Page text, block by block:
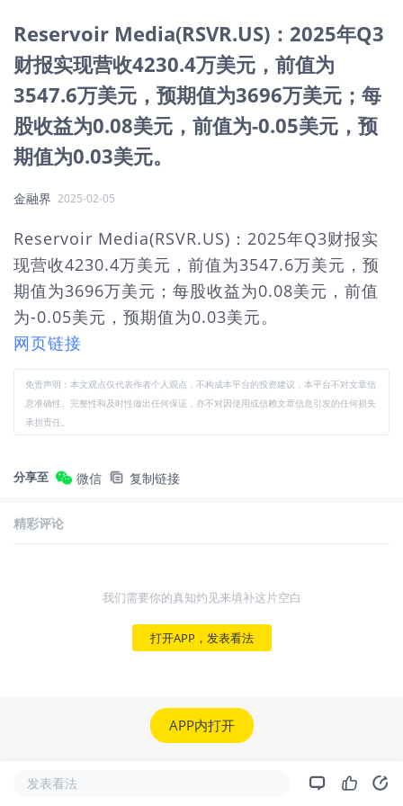
Reservoir Media(RSVR.US)：2025年Q3
财报实现营收4230.4万美元，前值为
3547.6万美元，预期值为3696万美元；每
股收益为0.08美元，前值为-0.05美元，预
期值为0.03美元。
金融界 2025-02-05
Reservoir Media(RSVR.US)：2025年Q3财报实
现营收4230.4万美元，前值为3547.6万美元，预
期值为3696万美元；每股收益为0.08美元，前值
为-0.05美元，预期值为0.03美元。
网页链接
免责声明：本文观点仅代表作者个人观点，不构成本平台的投资建议，本平台不对文章信
息准确性、完整性和及时性做出任何保证，亦不对因使用或信赖文章信息引发的任何损失
承担责任。
分享至 微信 复制链接
精彩评论
我们需要你的真知灼见来填补这片空白
打开APP，发表看法
APP内打开
发表看法